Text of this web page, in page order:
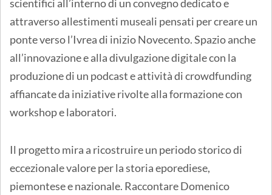
scientifici all’interno di un convegno dedicato e
attraverso allestimenti museali pensati per creare un
ponte verso l’Ivrea di inizio Novecento. Spazio anche
all’innovazione e alla divulgazione digitale con la
produzione di un podcast e attività di crowdfunding
affiancate da iniziative rivolte alla formazione con
workshop e laboratori.
Il progetto mira a ricostruire un periodo storico di
eccezionale valore per la storia eporediese,
piemontese e nazionale. Raccontare Domenico